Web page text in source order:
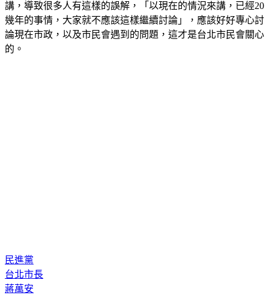
講，導致很多人有這樣的誤解，「以現在的情況來講，已經20
幾年的事情，大家就不應該這樣繼續討論」，應該好好專心討
論現在市政，以及市民會遇到的問題，這才是台北市民會關心
的。
民進黨
台北市長
蔣萬安